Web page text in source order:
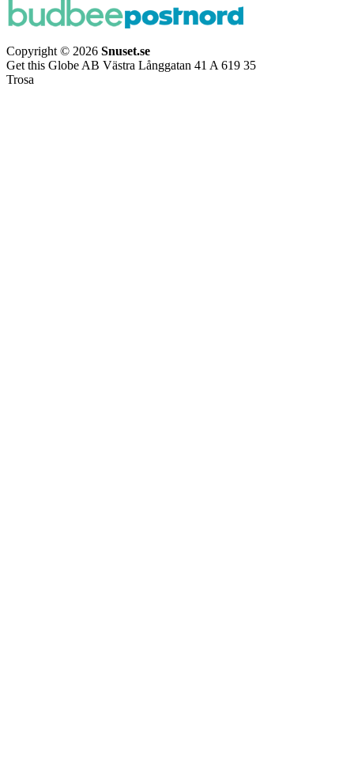
Copyright © 2026 Snuset.se
Get this Globe AB Västra Långgatan 41 A 619 35
Trosa